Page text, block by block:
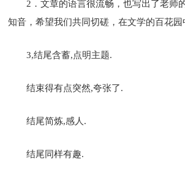
2．文章的语言很流畅，也写出了老师
知音，希望我们共同切磋，在文学的百花园
3,结尾含蓄,点明主题.
结束得有点突然,夸张了.
结尾简炼,感人.
结尾同样有趣.